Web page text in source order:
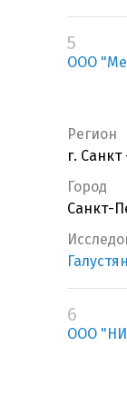
5
ООО
Регион
г.
Город
Санкт-
6
ООО